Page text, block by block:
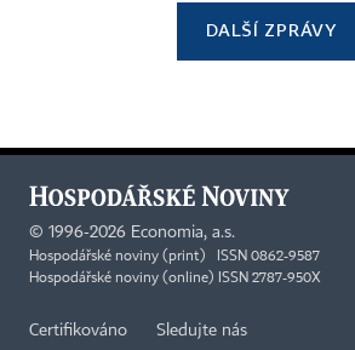
DALŠÍ ZPRÁVY
© 1996-2026 Economia, a.s.
Hospodářské noviny (print) ISSN 0862-9587
Hospodářské noviny (online) ISSN 2787-950X
Certifikováno Sledujte nás